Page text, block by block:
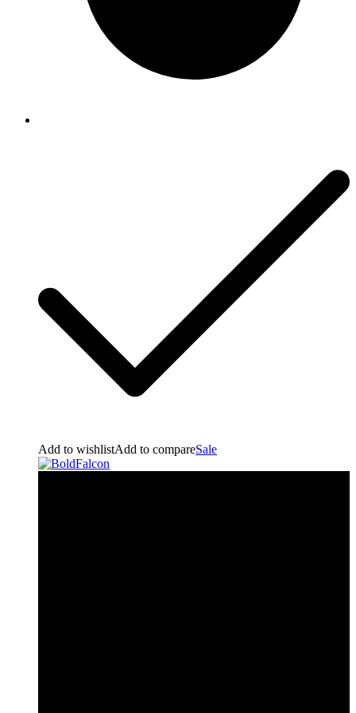
Add to wishlistAdd to compareSale